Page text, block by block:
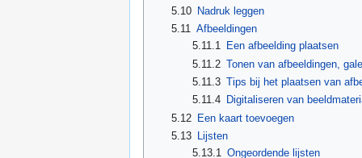
5.10
Nadruk leggen
5.11 Afbeeldingen
5.11.1 Een afbeelding plaatsen
5.11.2 Tonen van afbeeldingen,
5.11.3 Tips bij het plaatsen van
5.11.4 Digitaliseren van
5.12 Een kaart toevoegen
5.13
Lijsten
5.13.1
Ongeordende lijsten